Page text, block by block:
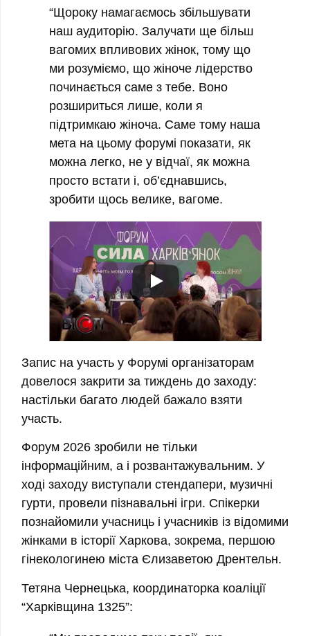
“Щороку намагаємось збільшувати
наш аудиторію. Залучати ще більш
вагомих впливових жінок, тому що
ми розуміємо, що жіноче лідерство
починається саме з тебе. Воно
розшириться лише, коли я
підтримкаю жіноча. Саме тому наша
мета на цьому форумі показати, як
можна легко, не у відчаї, як можна
просто встати і, об’єднавшись,
зробити щось велике, вагоме.
Запис на участь у Форумі організаторам
довелося закрити за тиждень до заходу:
настільки багато людей бажало взяти
участь.
Форум 2026 зробили не тільки
інформаційним, а і розвантажувальним. У
ході заходу виступали стендапери, музичні
гурти, провели пізнавальні ігри. Спікерки
познайомили учасниць і учасників із відомими
жінками в історії Харкова, зокрема, першою
гінекологинею міста Єлизаветою Дрентельн.
Тетяна Чернецька, координаторка коаліції
“Харківщина 1325”: